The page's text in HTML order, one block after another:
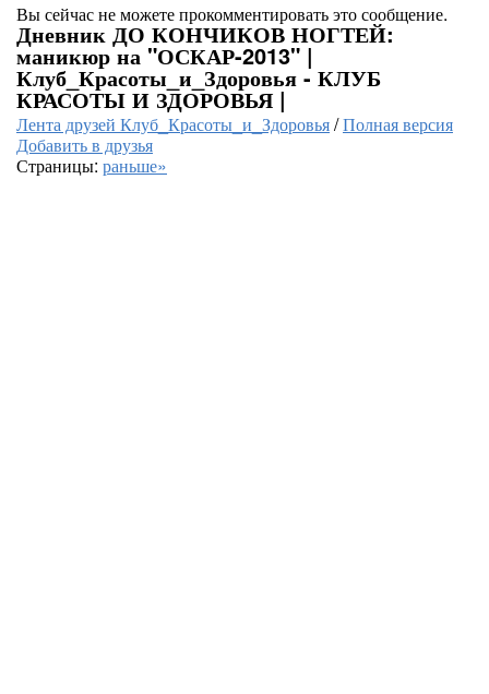
Вы сейчас не можете прокомментировать это сообщение.
Дневник ДО КОНЧИКОВ НОГТЕЙ:
маникюр на "ОСКАР-2013" |
Клуб_Красоты_и_Здоровья - КЛУБ
КРАСОТЫ И ЗДОРОВЬЯ |
Лента друзей Клуб_Красоты_и_Здоровья/Полная версия
Добавить в друзья
Страницы: раньше»